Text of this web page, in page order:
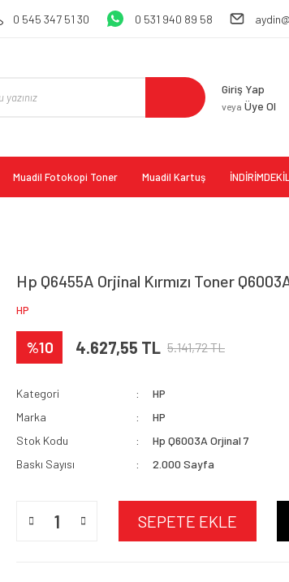
0 545 347 51 30 0 531 940 89 58
Giriş Yap
veya Üye Ol
Muadil Fotokopi Toner Muadil Kartuş
Hp Q6455A Orjinal Kırmızı Toner
HP
%10 4.627,55 TL 5.141,72 TL
Kategori
HP
Marka
HP
Stok Kodu
Hp Q6003A Orjinal 7
Baskı Sayısı
2.000 Sayfa
SEPETE EKLE